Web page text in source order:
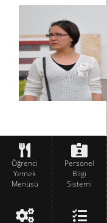
Öğrenci
Yemek
Menüsü
Personel
Bilgi
Sistemi